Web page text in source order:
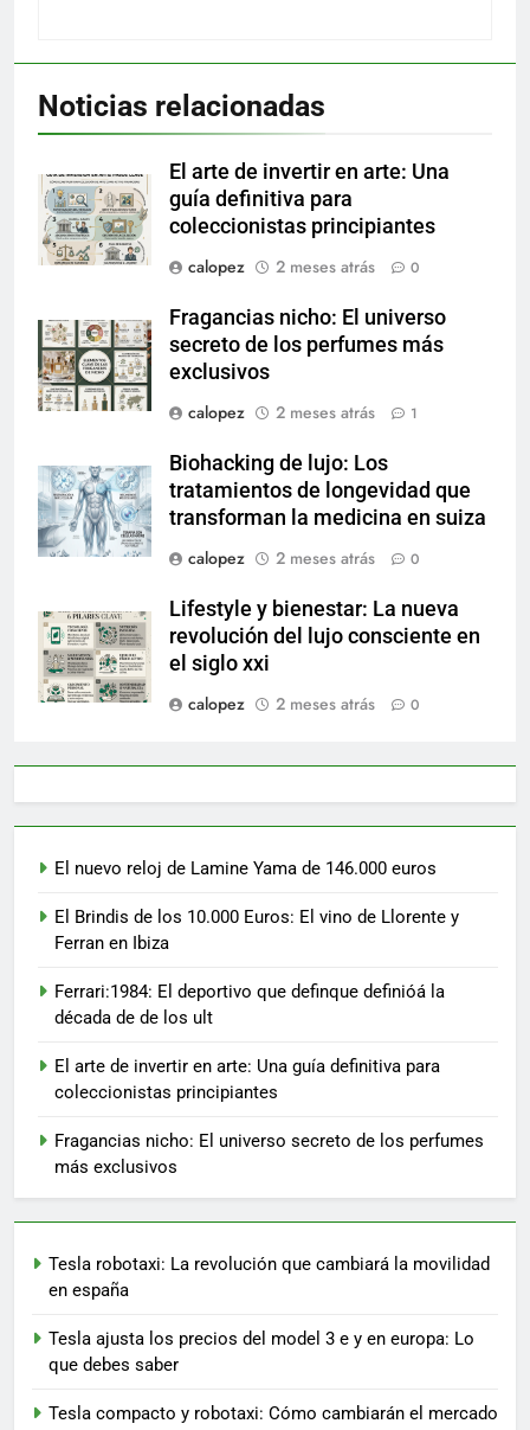
Noticias relacionadas
El arte de invertir en arte: Una
guía definitiva para
coleccionistas principiantes
calopez
2 meses atrás 0
Fragancias nicho: El universo
secreto de los perfumes más
exclusivos
calopez
2 meses atrás 1
Biohacking de lujo: Los
tratamientos de longevidad que
transforman la medicina en suiza
calopez
2 meses atrás 0
Lifestyle y bienestar: La nueva
revolución del lujo consciente en
el siglo xxi
calopez
2 meses atrás 0
El nuevo reloj de Lamine Yama de 146.000 euros
El Brindis de los 10.000 Euros: El vino de Llorente y
Ferran en Ibiza
Ferrari:1984: El deportivo que definque definióá la
década de de los ult
El arte de invertir en arte: Una guía definitiva para
coleccionistas principiantes
Fragancias nicho: El universo secreto de los perfumes
más exclusivos
Tesla robotaxi: La revolución que cambiará la movilidad
en españa
Tesla ajusta los precios del model 3 e y en europa: Lo
que debes saber
Tesla compacto y robotaxi: Cómo cambiarán el mercado